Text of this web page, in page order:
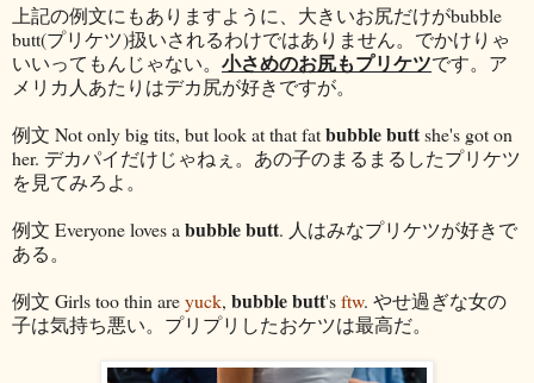
上記の例文にもありますように、大きいお尻だけがbubble
butt(プリケツ)扱いされるわけではありません。でかけりゃ
いいってもんじゃない。 小さめのお尻もプリケツです。ア
メリカ人あたりはデカ尻が好きですが。
例文 Not only big tits, but look at that fatbubble buttshe's got on
her. デカパイだけじゃねぇ。あの子のまるまるしたプリケツ
を見てみろよ。
例文 Everyone loves a bubble butt. 人はみなプリケツが好きで
ある。
例文 Girls too thin areyuck, bubble butt'sftw. やせ過ぎな女の
子は気持ち悪い。プリプリしたおケツは最高だ。